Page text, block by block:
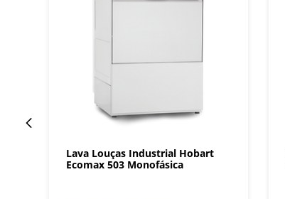
Lava Louças Industrial Hobart
Ecomax 503 Monofásica